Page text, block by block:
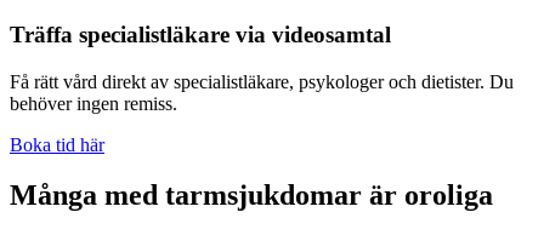
Träffa specialistläkare via videosamtal
Få rätt vård direkt av specialistläkare, psykologer och dietister. Du
behöver ingen remiss.
Boka tid här
Många med tarmsjukdomar är oroliga